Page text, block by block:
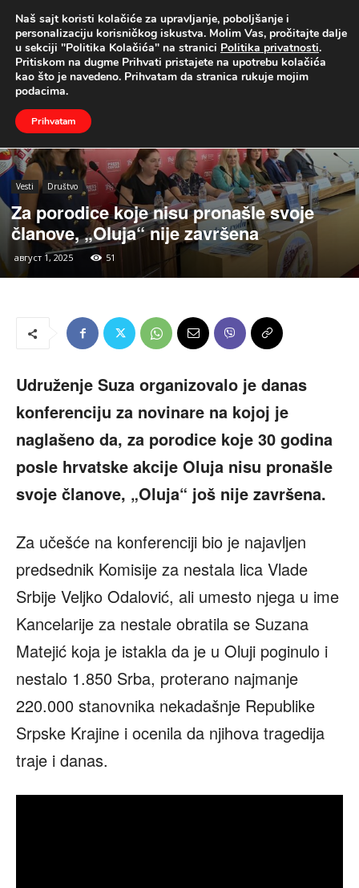
UŽIVO
Naslovna Vesti Društvo
Vesti Društvo
Za porodice koje nisu pronašle svoje
članove, „Oluja“ nije završena
август 1, 2025 51
Udruženje Suza organizovalo je danas
konferenciju za novinare na kojoj je
naglašeno da, za porodice koje 30 godina
posle hrvatske akcije Oluja nisu pronašle
svoje članove, „Oluja“ još nije završena.
Za učešće na konferenciji bio je najavljen
predsednik Komisije za nestala lica Vlade
Srbije Veljko Odalović, ali umesto njega u ime
Kancelarije za nestale obratila se Suzana
Matejić koja je istakla da je u Oluji poginulo i
nestalo 1.850 Srba, proterano najmanje
220.000 stanovnika nekadašnje Republike
Srpske Krajine i ocenila da njihova tragedija
traje i danas.
Naš sajt koristi kolačiće za upravljanje, poboljšanje i
personalizaciju korisničkog iskustva. Molim Vas, pročitajte dalje
u sekciji "Politika Kolačića" na stranici Politika privatnosti.
Pritiskom na dugme Prihvati pristajete na upotrebu kolačića
kao što je navedeno. Prihvatam da stranica rukuje mojim
podacima.
Prihvatam